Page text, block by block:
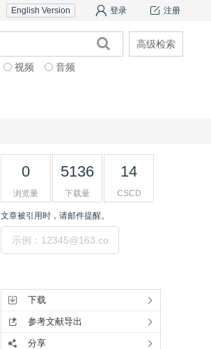
注册
登录
English Version
视频 音频
高级检索
0
浏览量
5136
下载量
14
CSCD
文章被引用时，请邮件提醒。
下载
参考文献导出
分享